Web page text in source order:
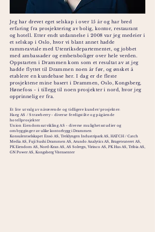
Jeg har drevet eget selskap i over 15 år og har bred
erfaring fra prosjektering av bolig, kontor, restaurant
og hotell. Etter endt utdannelse i 2008 var jeg medeier i
et selskap i Oslo, hvor vi blant annet hadde
rammeavtale med Utenriksdepartementet, og jobbet
med ambassader og embetsboliger over hele verden.
Oppstarten i Drammen kom som et resultat av at jeg
hadde flyttet til Drammen noen år før, og ønsket å
etablere en kundebase her. I dag er de fleste
prosjektene mine basert i Drammen, Oslo, Kongsberg,
Hønefoss - i tillegg til noen prosjekter i nord, hvor jeg
opprinnelig er fra.
Et lite utvalg av nåværende og tidligere kunder/prosjekter:
Haeg AS / Strawberry - diverse ferdigstilte og pågående
hotellprosjekter
Union Eiendomsutvikling AS - diverse mulighetsstudier og
ombyggingerav ulike kontorbygg i Drammen
Konsulentselskapet Ensō AS, Treklyngen Industripark AS, HATCH / Catch
Media AS, Fuji Sushi Drammen AS, Arundo Analytics AS, Brageteateret AS,
PK Eiendom AS, Nord-Kran AS, AS Solregn, Virinco AS, PK Hus AS, Tribia AS,
GN Power AS, Kongsberg Vitensenter